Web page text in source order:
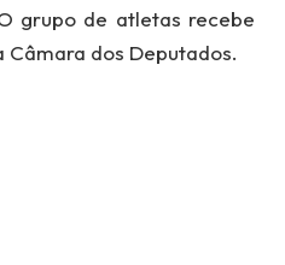
grupo de atletas recebe
dos Deputados.